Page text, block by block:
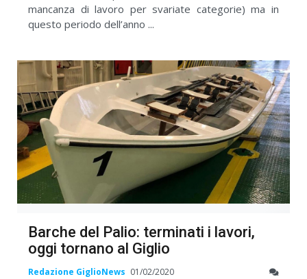
mancanza di lavoro per svariate categorie) ma in
questo periodo dell’anno ...
Barche del Palio: terminati i lavori,
oggi tornano al Giglio
Redazione GiglioNews 01/02/2020